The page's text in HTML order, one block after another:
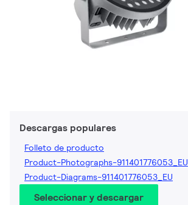
Descargas populares
Folleto de producto
Product-Photographs-911401776053_EU
Product-Diagrams-911401776053_EU
Seleccionar y descargar